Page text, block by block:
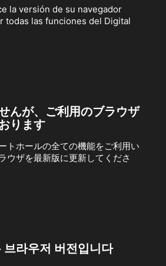
la versión de su navegador
todas las funciones del Digital
んが、ご利用のブラウザ
ります
トホールの全ての機能をご利用い
ウザを最新版に更新してくださ
브라우저 버전입니다